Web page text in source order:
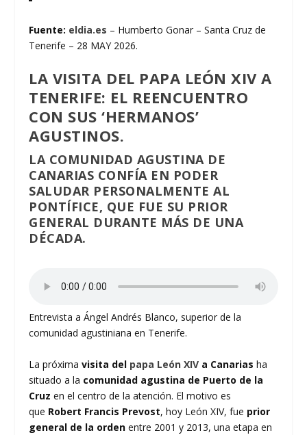
Fuente: eldia.es – Humberto Gonar – Santa Cruz de
Tenerife – 28 MAY 2026.
LA VISITA DEL PAPA LEÓN XIV A
TENERIFE: EL REENCUENTRO
CON SUS ‘HERMANOS’
AGUSTINOS.
LA COMUNIDAD AGUSTINA DE
CANARIAS CONFÍA EN PODER
SALUDAR PERSONALMENTE AL
PONTÍFICE, QUE FUE SU PRIOR
GENERAL DURANTE MÁS DE UNA
DÉCADA.
Entrevista a Ángel Andrés Blanco, superior de la
comunidad agustiniana en Tenerife.
La próximavisita del papa León XIV a Canarias ha
situado a la comunidad agustina de Puerto de la
Cruz en el centro de la atención. El motivo es
que Robert Francis Prevost, hoy León XIV, fue prior
general de la orden entre 2001 y 2013, una etapa en